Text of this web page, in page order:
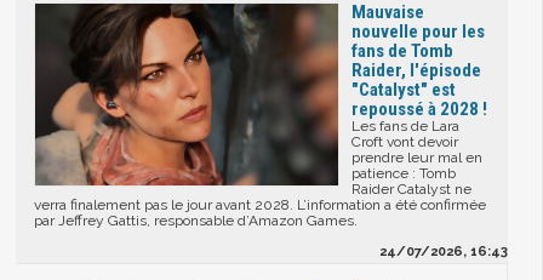
Mauvaise
nouvelle pour les
fans de Tomb
Raider, l'épisode
"Catalyst" est
repoussé à 2028 !
Les fans de Lara
Croft vont devoir
prendre leur mal en
patience : Tomb
Raider Catalyst ne
verra finalement pas le jour avant 2028. L’information a été confirmée
par Jeffrey Gattis, responsable d’Amazon Games.
24/07/2026, 16:43